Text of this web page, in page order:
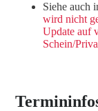
Siehe auch
wird nicht
Update auf
Schein/